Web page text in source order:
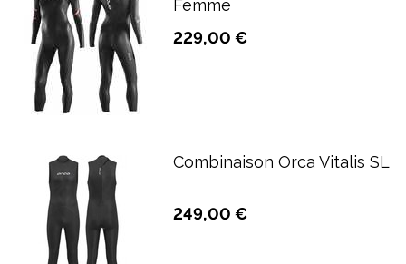
Femme
229,00 €
Combinaison Orca Vitalis SL
249,00 €